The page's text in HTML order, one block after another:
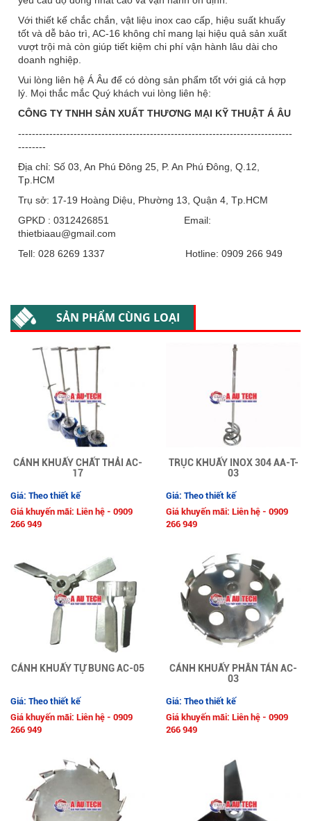
Với thiết kế chắc chắn, vật liệu inox cao cấp, hiệu suất khuấy
tốt và dễ bảo trì, AC-16 không chỉ mang lại hiệu quả sản xuất
vượt trội mà còn giúp tiết kiệm chi phí vận hành lâu dài cho
doanh nghiệp.
Vui lòng liên hệ Á Âu để có dòng sản phẩm tốt với giá cả hợp
lý. Mọi thắc mắc Quý khách vui lòng liên hệ:
CÔNG TY TNHH SẢN XUẤT THƯƠNG MẠI KỸ THUẬT Á ÂU
-------------------------------------------------------------------------------
--------
Địa chỉ: Số 03, An Phú Đông 25, P. An Phú Đông, Q.12,
Tp.HCM
Trụ sở: 17-19 Hoàng Diệu, Phường 13, Quận 4, Tp.HCM
GPKD : 0312426851 Email:
thietbiaau@gmail.com
Tell: 028 6269 1337 Hotline: 0909 266 949
SẢN PHẨM CÙNG LOẠI
CÁNH KHUẤY CHẤT THẢI AC-
17
Giá: Theo thiết kế
Giá khuyến mãi: Liên hệ - 0909
266 949
TRỤC KHUẤY INOX 304 AA-T-
03
Giá: Theo thiết kế
Giá khuyến mãi: Liên hệ - 0909
266 949
CÁNH KHUẤY TỰ BUNG AC-05
Giá: Theo thiết kế
Giá khuyến mãi: Liên hệ - 0909
266 949
CÁNH KHUẤY PHÂN TÁN AC-
03
Giá: Theo thiết kế
Giá khuyến mãi: Liên hệ - 0909
266 949